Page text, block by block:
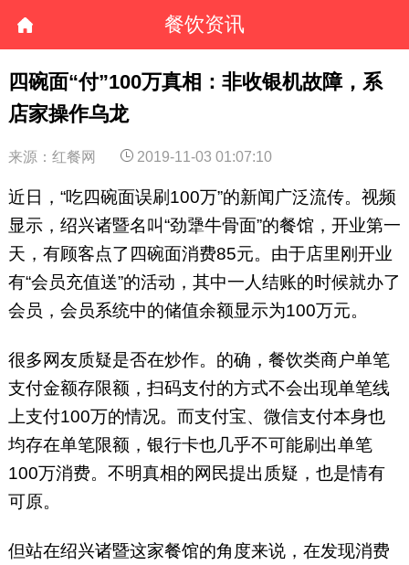
餐饮资讯
四碗面“付”100万真相：非收银机故障，系
店家操作乌龙
来源：红餐网 2019-11-03 01:07:10
近日，“吃四碗面误刷100万”的新闻广泛流传。视频
显示，绍兴诸暨名叫“劲犟牛骨面”的餐馆，开业第一
天，有顾客点了四碗面消费85元。由于店里刚开业
有“会员充值送”的活动，其中一人结账的时候就办了
会员，会员系统中的储值余额显示为100万元。
很多网友质疑是否在炒作。的确，餐饮类商户单笔
支付金额存限额，扫码支付的方式不会出现单笔线
上支付100万的情况。而支付宝、微信支付本身也
均存在单笔限额，银行卡也几乎不可能刷出单笔
100万消费。不明真相的网民提出质疑，也是情有
可原。
但站在绍兴诸暨这家餐馆的角度来说，在发现消费